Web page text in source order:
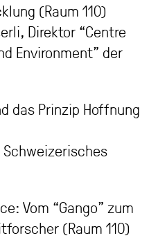
(Raum 110)
Direktor “Centre
Environment” der
das Prinzip Hoffnung
Schweizerisches
Vom “Gango” zum
(Raum 110)